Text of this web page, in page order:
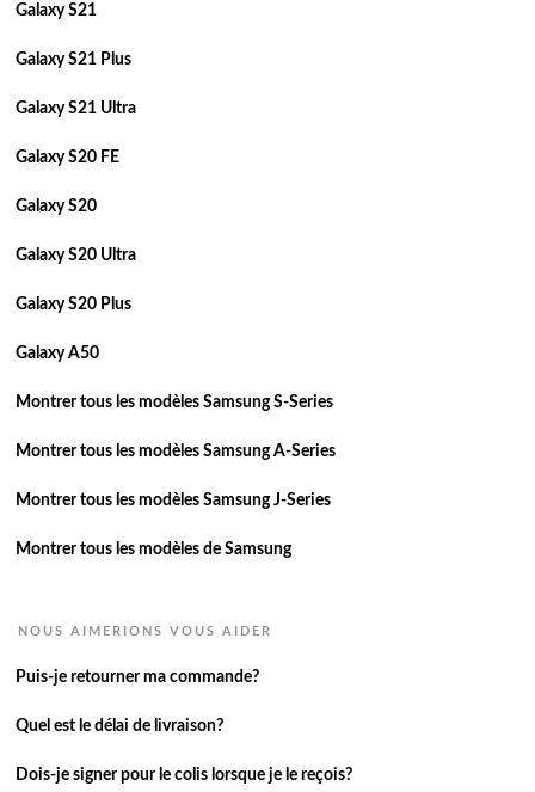
Galaxy S21
Galaxy S21 Plus
Galaxy S21 Ultra
Galaxy S20 FE
Galaxy S20
Galaxy S20 Ultra
Galaxy S20 Plus
Galaxy A50
Montrer tous les modèles Samsung S-Series
Montrer tous les modèles Samsung A-Series
Montrer tous les modèles Samsung J-Series
Montrer tous les modèles de Samsung
NOUS AIMERIONS VOUS AIDER
Puis-je retourner ma commande?
Quel est le délai de livraison?
Dois-je signer pour le colis lorsque je le reçois?